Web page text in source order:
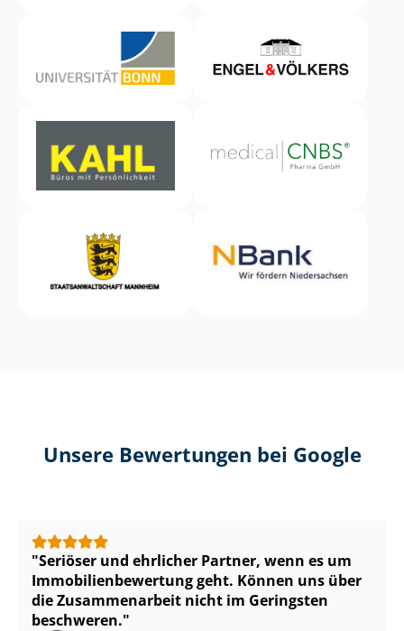
Unsere Bewertungen bei Google
Seriöser und ehrlicher Partner, wenn es um
Im­mo­bi­li­en­be­wer­tung geht. Können uns über
die Zusammenarbeit nicht im Geringsten
beschweren.